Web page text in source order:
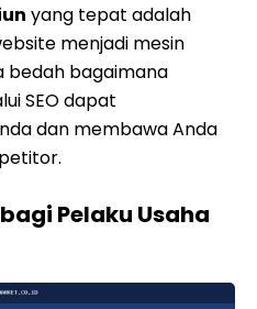
yang tepat adalah
menjadi mesin
bedah bagaimana
SEO dapat
dan membawa Anda
Pelaku Usaha